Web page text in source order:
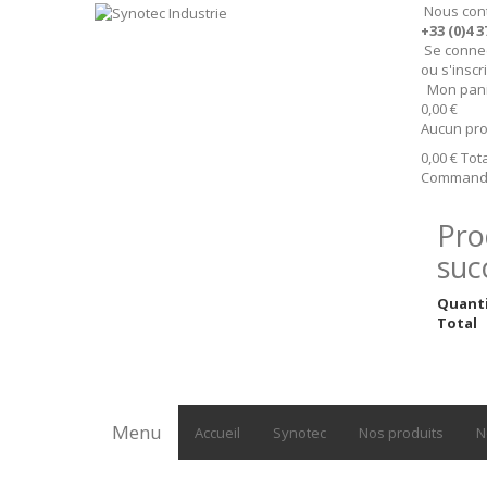
Nous
+33 (0)4
Se
ou
Mon
0,00 €
Aucun
0,00 €
Total
Menu Accueil Synotec Nos produits